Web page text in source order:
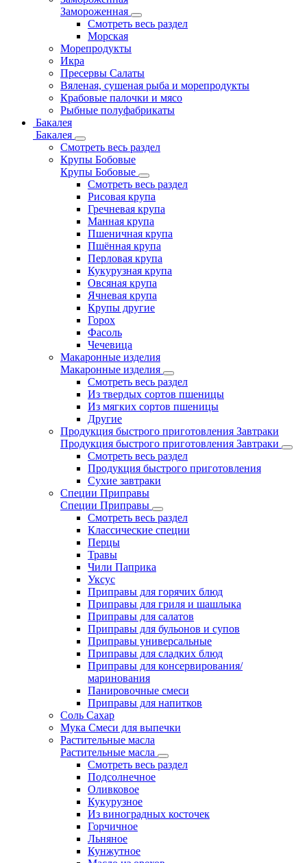
Замороженная
Смотреть весь раздел
Морская
Морепродукты
Икра
Пресервы Салаты
Вяленая, сушеная рыба и морепродукты
Крабовые палочки и мясо
Рыбные полуфабрикаты
Бакалея
Бакалея
Смотреть весь раздел
Крупы Бобовые
Крупы Бобовые
Смотреть весь раздел
Рисовая крупа
Гречневая крупа
Манная крупа
Пшеничная крупа
Пшённая крупа
Перловая крупа
Кукурузная крупа
Овсяная крупа
Ячневая крупа
Крупы другие
Горох
Фасоль
Чечевица
Макаронные изделия
Макаронные изделия
Смотреть весь раздел
Из твердых сортов пшеницы
Из мягких сортов пшеницы
Другие
Продукция быстрого приготовления Завтраки
Продукция быстрого приготовления Завтраки
Смотреть весь раздел
Продукция быстрого приготовления
Сухие завтраки
Специи Приправы
Специи Приправы
Смотреть весь раздел
Классические специи
Перцы
Травы
Чили Паприка
Уксус
Приправы для горячих блюд
Приправы для гриля и шашлыка
Приправы для салатов
Приправы для бульонов и супов
Приправы универсальные
Приправы для сладких блюд
Приправы для консервирования/
маринования
Панировочные смеси
Приправы для напитков
Соль Сахар
Мука Смеси для выпечки
Растительные масла
Растительные масла
Смотреть весь раздел
Подсолнечное
Оливковое
Кукурузное
Из виноградных косточек
Горчичное
Льняное
Кунжутное